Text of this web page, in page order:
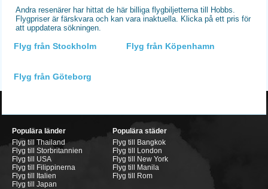
Andra resenärer har hittat de här billiga flygbiljetterna till Hobbs.
Flygpriser är färskvara och kan vara inaktuella. Klicka på ett pris för
att uppdatera sökningen.
Flyg från Stockholm Flyg från Köpenhamn
Flyg från Göteborg
Populära länder
Flyg till Thailand
Flyg till Storbritannien
Flyg till USA
Flyg till Filippinerna
Flyg till Italien
Flyg till Japan
Populära städer
Flyg till Bangkok
Flyg till London
Flyg till New York
Flyg till Manila
Flyg till Rom